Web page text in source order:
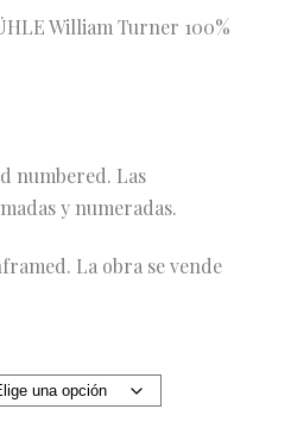
William Turner 100%
numbered. Las
y numeradas.
La obra se vende